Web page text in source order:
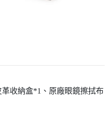
收納盒*1、原廠眼鏡擦拭布